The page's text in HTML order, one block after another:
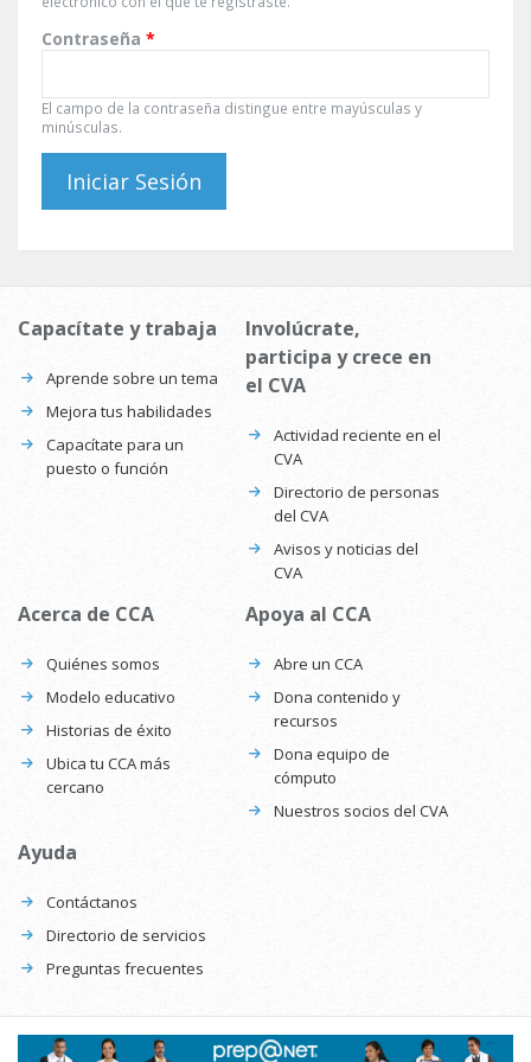
Contraseña *
El campo de la contraseña distingue entre mayúsculas y
minúsculas.
Capacítate y trabaja
Aprende sobre un tema
Mejora tus habilidades
Capacítate para un
puesto o función
Involúcrate,
participa y crece en
el CVA
Actividad reciente en el
CVA
Directorio de personas
del CVA
Avisos y noticias del
CVA
Acerca de CCA
Quiénes somos
Modelo educativo
Historias de éxito
Ubica tu CCA más
cercano
Apoya al CCA
Abre un CCA
Dona contenido y
recursos
Dona equipo de
cómputo
Nuestros socios del CVA
Ayuda
Contáctanos
Directorio de servicios
Preguntas frecuentes